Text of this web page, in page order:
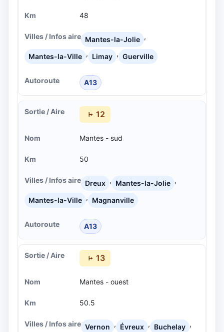
48
Mantes-la-Jolie ,
Mantes-la-Ville , Limay , Guerville
A13
12
Mantes - sud
50
Dreux , Mantes-la-Jolie ,
Mantes-la-Ville , Magnanville
A13
13
Mantes - ouest
50.5
Vernon , Évreux , Buchelay ,